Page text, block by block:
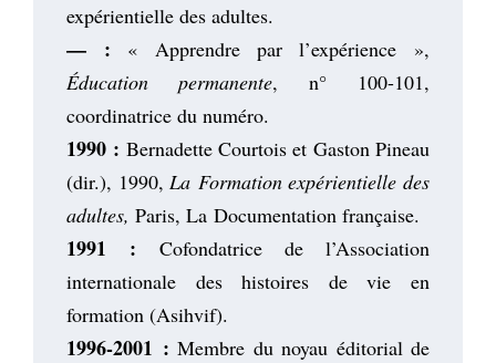
expérientielle des adultes.
— : « Apprendre par l’expérience »,
Éducation permanente, n° 100-101,
coordinatrice du numéro.
1990 : Bernadette Courtois et Gaston Pineau
(dir.), 1990, La Formation expérientielle des
adultes, Paris, La Documentation française.
1991 : Cofondatrice de l’Association
internationale des histoires de vie en
formation (Asihvif).
1996-2001 : Membre du noyau éditorial de